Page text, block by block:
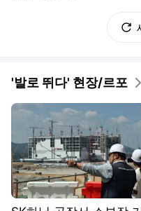
'발로 뛰다' 현장/르포